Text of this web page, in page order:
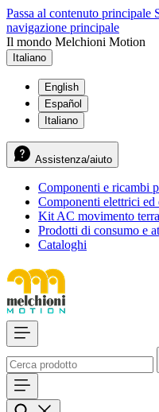
Passa al contenuto principale
navigazione principale
Il mondo Melchioni Motion
Italiano
English
Español
Italiano
Assistenza/aiuto
Componenti e ricambi
Componenti elettrici
Kit AC movimento
Prodotti di consumo e
Cataloghi